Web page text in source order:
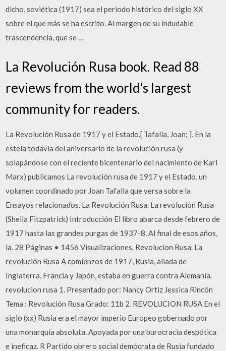
dicho, soviética (1917) sea el periodo histórico del siglo XX
sobre el que más se ha escrito. Al margen de su indudable
trascendencia, que se …
La Revolución Rusa book. Read 88
reviews from the world's largest
community for readers.
La Revolución Rusa de 1917 y el Estado.[ Tafalla, Joan; ]. En la
estela todavía del aniversario de la revolución rusa (y
solapándose con el reciente bicentenario del nacimiento de Karl
Marx) publicamos La revolución rusa de 1917 y el Estado, un
volumen coordinado por Joan Tafalla que versa sobre la
Ensayos relacionados. La Revolución Rusa. La revolución Rusa
(Sheila Fitzpatrick) Introducción El libro abarca desde febrero de
1917 hasta las grandes purgas de 1937-8. Al final de esos años,
la. 28 Páginas • 1456 Visualizaciones. Revolucion Rusa. La
revolución Rusa A comienzos de 1917, Rusia, aliada de
Inglaterra, Francia y Japón, estaba en guerra contra Alemania.
revolucion rusa 1. Presentado por: Nancy Ortiz Jessica Rincón
Tema : Revolución Rusa Grado: 11b 2. REVOLUCION RUSA En el
siglo (xx) Rusia era el mayor imperio Europeo gobernado por
una monarquía absoluta. Apoyada por una burocracia despótica
e ineficaz. R Partido obrero social demócrata de Rusia fundado